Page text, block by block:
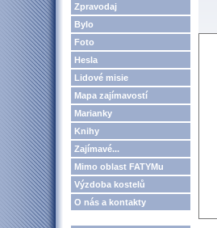
Zpravodaj
Bylo
Foto
Hesla
Lidové misie
Mapa zajímavostí
Marianky
Knihy
Zajímavé...
Mimo oblast FATYMu
Výzdoba kostelů
O nás a kontakty